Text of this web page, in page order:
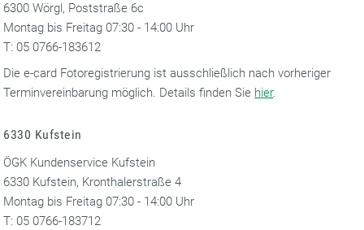
6300 Wörgl, Poststraße 6c
Montag bis Freitag 07:30 - 14:00 Uhr
T: 05 0766-183612
Die e-card Fotoregistrierung ist ausschließlich nach vorheriger
Terminvereinbarung möglich. Details finden Sie hier.
6330 Kufstein
ÖGK Kundenservice Kufstein
6330 Kufstein, Kronthalerstraße 4
Montag bis Freitag 07:30 - 14:00 Uhr
T: 05 0766-183712